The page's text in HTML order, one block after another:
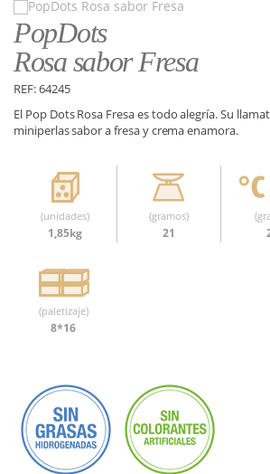
PopDots
Rosa sabor Fresa
REF: 64245
El Pop Dots Rosa Fresa es todo alegría. Su
miniperlas sabor a fresa y crema enamora.
(unidades)
1,85kg
(gramos)
21
(paletizaje)
8*16